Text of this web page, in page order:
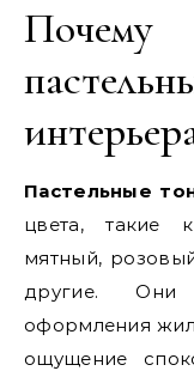
Почему
Пастельные
цвета, такие
мятный,
другие. Они
оформления
ощущение